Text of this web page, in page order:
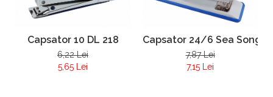
Capsator 10 DL 218
6,22 Lei
5,65 Lei
Capsator 24/6 Sea Song
7,87 Lei
7,15 Lei